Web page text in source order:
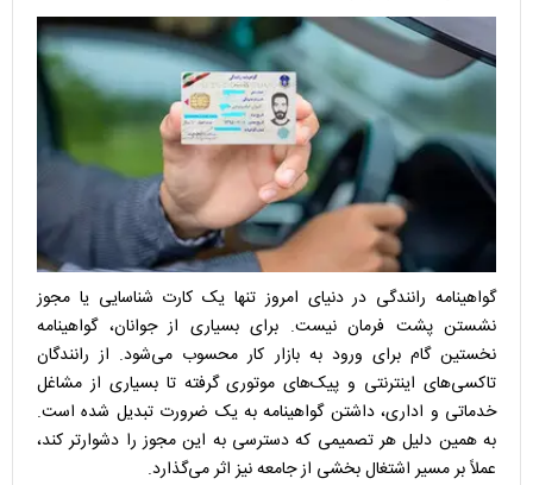
گواهینامه رانندگی در دنیای امروز تنها یک کارت شناسایی یا مجوز
نشستن پشت فرمان نیست. برای بسیاری از جوانان، گواهینامه
نخستین گام برای ورود به بازار کار محسوب می‌شود. از رانندگان
تاکسی‌های اینترنتی و پیک‌های موتوری گرفته تا بسیاری از مشاغل
خدماتی و اداری، داشتن گواهینامه به یک ضرورت تبدیل شده است.
به همین دلیل هر تصمیمی که دسترسی به این مجوز را دشوارتر کند،
عملاً بر مسیر اشتغال بخشی از جامعه نیز اثر می‌گذارد.